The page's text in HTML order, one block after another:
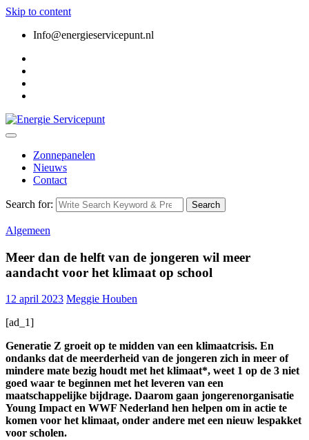
Skip to content
Info@energieservicepunt.nl
Zonnepanelen
Nieuws
Contact
Search for: Search
Algemeen
Meer dan de helft van de jongeren wil meer
aandacht voor het klimaat op school
12 april 2023 Meggie Houben
[ad_1]
Generatie Z groeit op te midden van een klimaatcrisis. En
ondanks dat de meerderheid van de jongeren zich in meer of
mindere mate bezig houdt met het klimaat*, weet 1 op de 3 niet
goed waar te beginnen met het leveren van een
maatschappelijke bijdrage. Daarom gaan jongerenorganisatie
Young Impact en WWF Nederland hen helpen om in actie te
komen voor het klimaat, onder andere met een nieuw lespakket
voor scholen.